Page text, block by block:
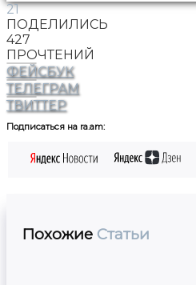
21
ПОДЕЛИЛИСЬ
427
ПРОЧТЕНИЙ
ФЕЙСБУК
ТЕЛЕГРАМ
ТВИТТЕР
Подписаться на ra.am:
Похожие Статьи